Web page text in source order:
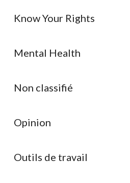
Know Your Rights
Mental Health
Non classifié
Opinion
Outils de travail